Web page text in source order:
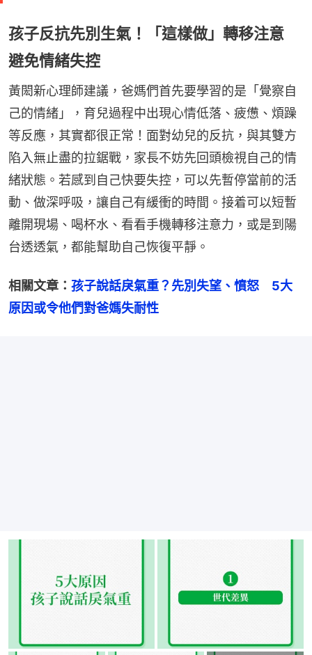
孩子反抗先別生氣！「這樣做」轉移注意
避免情緒失控
黃閎新心理師建議，爸媽們首先要學習的是「覺察自
己的情緒」，育兒過程中出現心情低落、疲憊、煩躁
等反應，其實都很正常！面對幼兒的反抗，與其雙方
陷入無止盡的拉鋸戰，家長不妨先回頭檢視自己的情
緒狀態。若感到自己快要失控，可以先暫停當前的活
動、做深呼吸，讓自己有緩衝的時間。接着可以短暫
離開現場、喝杯水、看看手機轉移注意力，或是到陽
台透透氣，都能幫助自己恢復平靜。
相關文章： 孩子說話戾氣重？先別失望、憤怒　5大
原因或令他們對爸媽失耐性